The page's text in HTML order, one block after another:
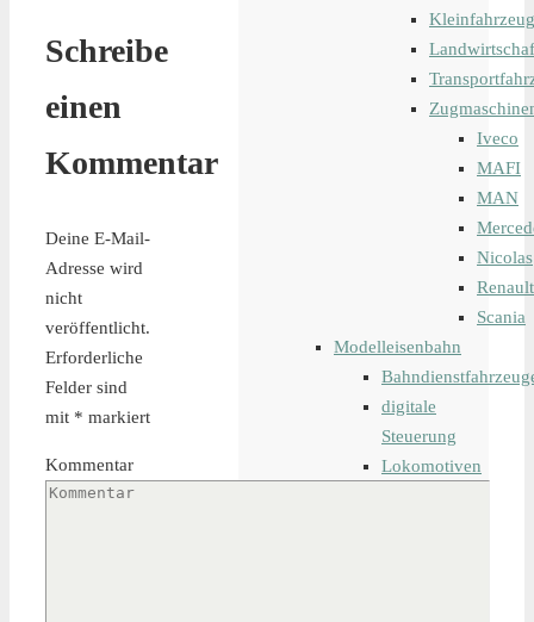
Schreibe
einen
Kommentar
Deine E-Mail-
Adresse wird
nicht
veröffentlicht.
Erforderliche
Felder sind
mit * markiert
Kommentar
Iveco
MAFI
MAN
Nicolas
Renault
Scania
Modelleisenbahn
digitale
Steuerung
Lokomotiven